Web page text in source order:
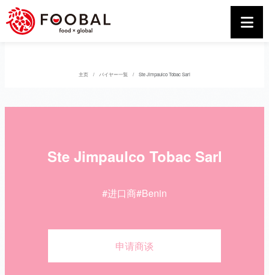
主页 バイヤー一覧 Ste Jimpaulco Tobac Sarl
Ste Jimpaulco Tobac Sarl
#进口商#Benin
申请商谈